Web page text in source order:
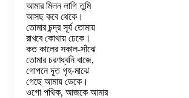
আমার মিলন লাগি তুমি
আসছ কবে থেকে।
তোমার চন্দ্র সূর্য তোমায়
রাখবে কোথায় ঢেকে।
কত কালের সকাল-সাঁঝে
তোমার চরণধ্বনি বাজে,
গোপনে দূত গৃহ-মাঝে
গেছে আমায় ডেকে।
ওগো পথিক, আজকে আমার